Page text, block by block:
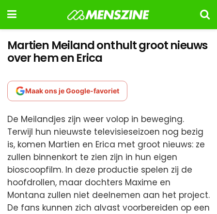
Martien Meiland onthult groot nieuws
over hem en Erica
Maak ons je Google-favoriet
De Meilandjes zijn weer volop in beweging.
Terwijl hun nieuwste televisieseizoen nog bezig
is, komen Martien en Erica met groot nieuws: ze
zullen binnenkort te zien zijn in hun eigen
bioscoopfilm. In deze productie spelen zij de
hoofdrollen, maar dochters Maxime en
Montana zullen niet deelnemen aan het project.
De fans kunnen zich alvast voorbereiden op een